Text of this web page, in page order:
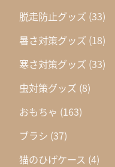
脱走防止グッズ (33)
暑さ対策グッズ (18)
寒さ対策グッズ (33)
虫対策グッズ (8)
おもちゃ (163)
ブラシ (37)
猫のひげケース (4)